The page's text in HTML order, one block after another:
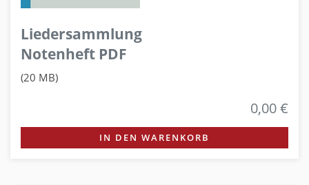
Liedersammlung
Notenheft PDF
(20 MB)
0,00 €
IN DEN WARENKORB